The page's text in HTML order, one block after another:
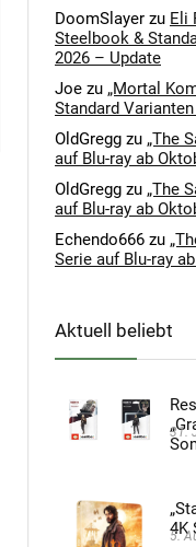
DoomSlayer zu Eli
Steelbook &
2026 – Update
Joe zu „Mortal
Standard
OldGregg zu „The
auf Blu-ray ab
OldGregg zu „The
auf Blu-ray ab
Echendo666 zu
Serie auf Blu-ray
Aktuell beliebt
31.
4K
5.